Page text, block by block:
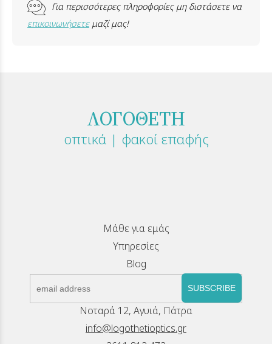
Για περισσότερες πληροφορίες μη διστάσετε να
επικοινωνήσετεμαζί μας!
ΛΟΓΟΘΕΤΗ
οπτικά | φακοί επαφής
Μάθε για εμάς
Υπηρεσίες
Blog
SUBSCRIBE
Νοταρά 12, Αγυιά, Πάτρα
info@logothetioptics.gr